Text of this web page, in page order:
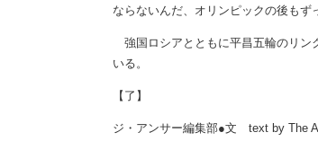
ならないんだ、オリンピックの後もず
強国ロシアとともに平昌五輪のリン
いる。
【了】
ジ・アンサー編集部●文 text by The